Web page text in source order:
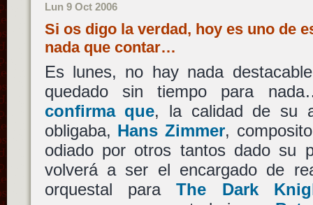
Lun 9 Oct 2006
Si os digo la verdad, hoy es uno de
nada que contar…
Es lunes, no hay nada
quedado sin tiempo para
confirma que, la calidad de su
obligaba, Hans Zimmer,
odiado por otros tantos dado su
volverá a ser el encargado de
orquestal paraThe Dark